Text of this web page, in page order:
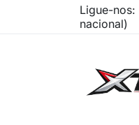
Ligue-nos:
nacional)